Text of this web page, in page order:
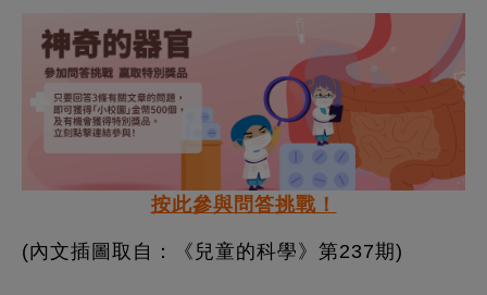
按此參與問答挑戰！
(內文插圖取自：《兒童的科學》第237期)